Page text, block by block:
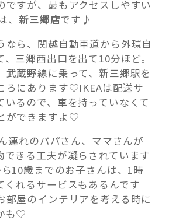
ですが、最もアクセスしやすい
新三郷店です♪
なら、関越自動車道から外環自
三郷西出口を出て10分ほど。
武蔵野線に乗って、新三郷駅を
ろにあります♡IKEAは配送サ
いるので、車を持っていなくて
ができますよ♡
連れのパパさん、ママさんが
できる工夫が凝らされています
10歳までのお子さんは、1時
くれるサービスもあるんです
部屋のインテリアを考える時に
も♡